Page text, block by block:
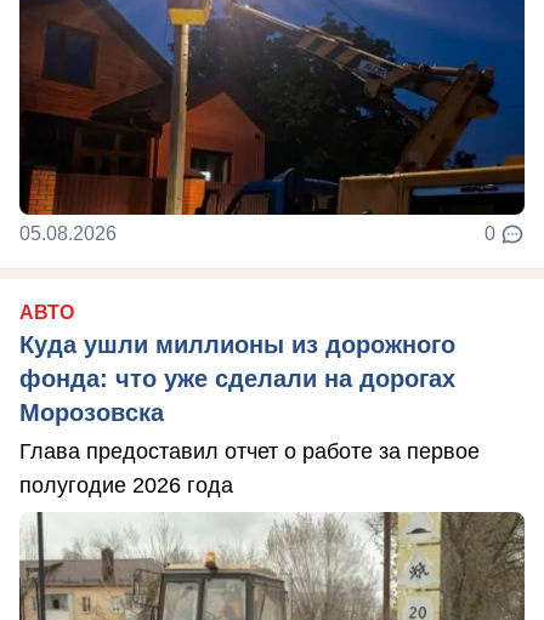
05.08.2026 0
АВТО
Куда ушли миллионы из дорожного
фонда: что уже сделали на дорогах
Морозовска
Глава предоставил отчет о работе за первое
полугодие 2026 года